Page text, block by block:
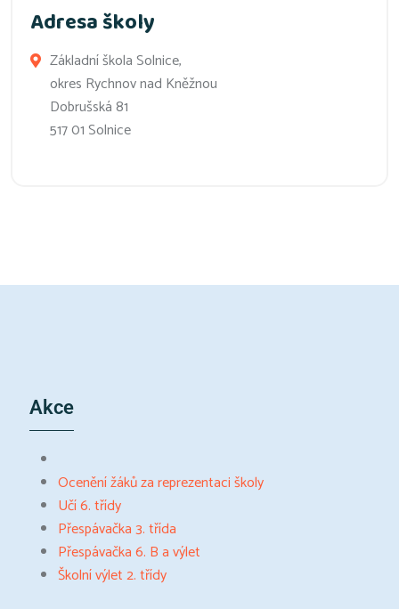
Adresa školy
Základní škola Solnice,
okres Rychnov nad Kněžnou
Dobrušská 81
517 01 Solnice
Akce
Ocenění žáků za reprezentaci školy
Učí 6. třídy
Přespávačka 3. třída
Přespávačka 6. B a výlet
Školní výlet 2. třídy